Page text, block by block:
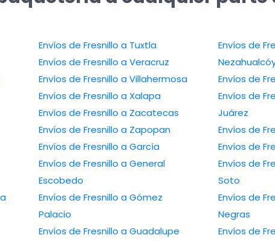
Envíos de Fresnillo a Tuxtla
Envíos de Fresnillo a Veracruz
Envíos de Fresnillo a Villahermosa
Envíos de Fresnillo a Xalapa
Envíos de Fresnillo a Zacatecas
Envíos de Fresnillo a Zapopan
Envíos de Fresnillo a García
Envíos de Fresnillo a General
Escobedo
Envíos de Fresnillo a Gómez
Palacio
Envíos de Fresnillo a Guadalupe
Envíos de
Envíos de
Envíos de
Juárez
Envíos de
Envíos de
Envíos de
Soto
Envíos de
Negras
Envíos de